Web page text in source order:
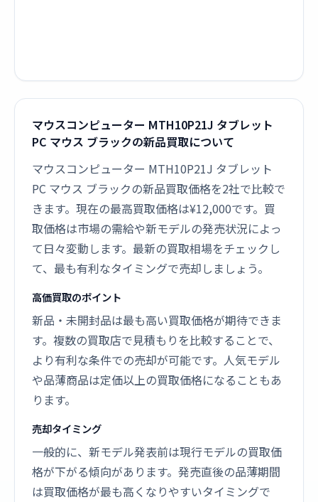
マウスコンピューター MTH10P21J タブレット
PC マウス ブラックの新品買取について
マウスコンピューター MTH10P21J タブレット
PC マウス ブラックの新品買取価格を2社で比較で
きます。現在の最高買取価格は¥12,000です。買
取価格は市場の需給や新モデルの発売状況によっ
て日々変動します。最新の買取相場をチェックし
て、最も有利なタイミングで売却しましょう。
高価買取のポイント
新品・未開封品は最も高い買取価格が期待できま
す。複数の買取店で見積もりを比較することで、
より有利な条件での売却が可能です。人気モデル
や品薄商品は定価以上の買取価格になることもあ
ります。
売却タイミング
一般的に、新モデル発表前は現行モデルの買取価
格が下がる傾向があります。発売直後の品薄期間
は買取価格が最も高くなりやすいタイミングで